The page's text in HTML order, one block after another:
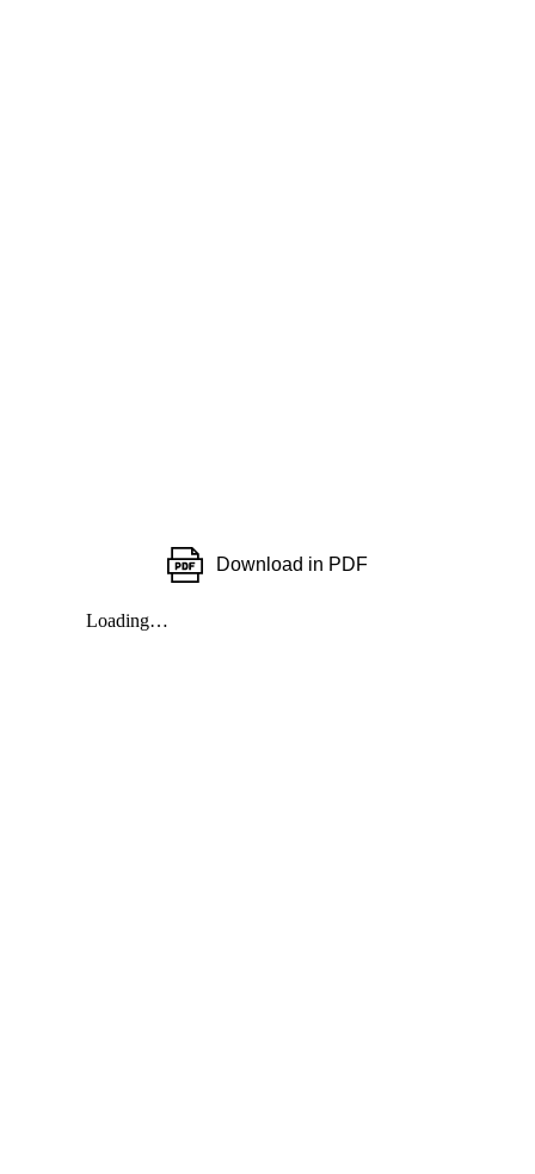
Download in PDF